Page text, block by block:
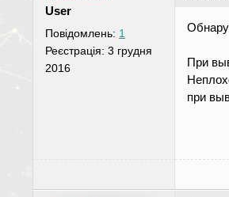
User
Повідомлень: 1
Реєстрація: 3 грудня
2016
При
при